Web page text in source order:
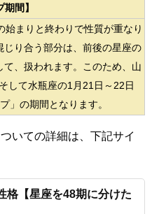
期間】
まりと終わりで性質が重なり
り合う部分は、前後の星座の
、扱われます。このため、山
して水瓶座の1月21日～22日
」の期間となります。
いての詳細は、下記サイ
格【星座を48期に分けた